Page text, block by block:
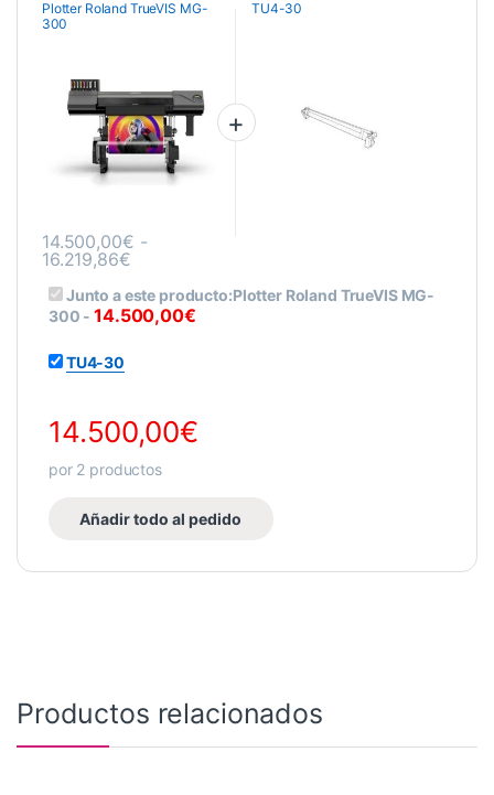
Plotter Roland TrueVIS MG-
300
14.500,00€ -
16.219,86€Rango de precios: desde 14.500,00€ hasta
Este producto tiene múltiples variantes. Las opciones se
TU4-30
Junto a este producto:Plotter Roland TrueVIS MG-
300 -14.500,00€
TU4-30
14.500,00€
por 2 productos
Añadir todo al pedido
Productos relacionados